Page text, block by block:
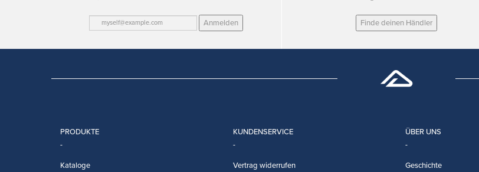
Anmelden Finde deinen Händler
PRODUKTE
Kataloge
KUNDENSERVICE
Vertrag widerrufen
ÜBER UNS
Geschichte